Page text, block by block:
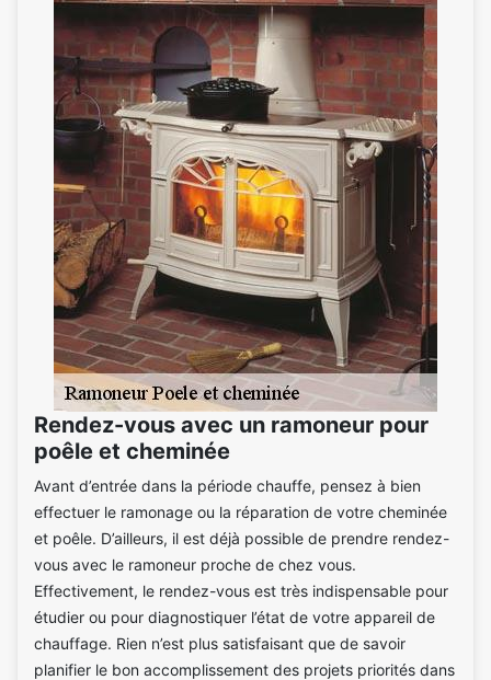
Rendez-vous avec un ramoneur pour
poêle et cheminée
Avant d’entrée dans la période chauffe, pensez à bien
effectuer le ramonage ou la réparation de votre cheminée
et poêle. D’ailleurs, il est déjà possible de prendre rendez-
vous avec le ramoneur proche de chez vous.
Effectivement, le rendez-vous est très indispensable pour
étudier ou pour diagnostiquer l’état de votre appareil de
chauffage. Rien n’est plus satisfaisant que de savoir
planifier le bon accomplissement des projets priorités dans